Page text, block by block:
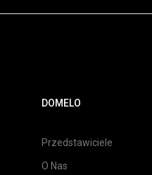
DOMELO
Przedstawiciele
O Nas